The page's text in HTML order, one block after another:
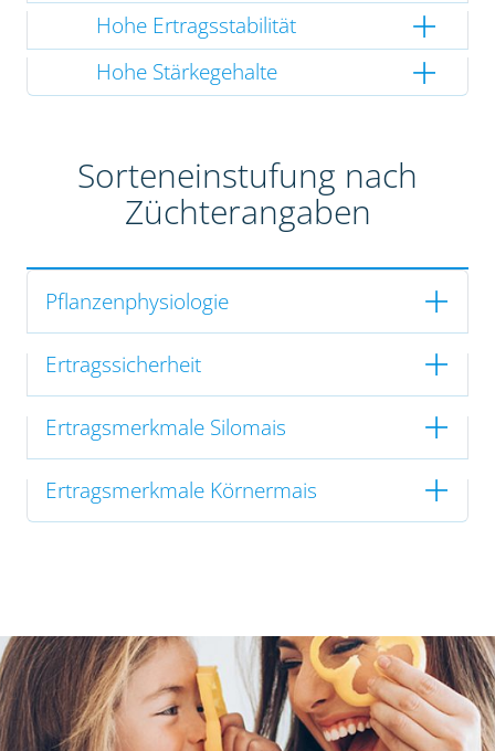
Hohe Ertragsstabilität
Hohe Stärkegehalte
Sorteneinstufung nach
Züchterangaben
Pflanzenphysiologie
Ertragssicherheit
Ertragsmerkmale Silomais
Ertragsmerkmale Körnermais